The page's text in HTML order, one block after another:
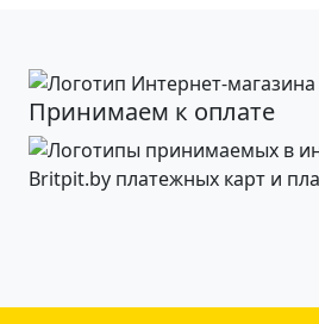
Принимаем к оплате